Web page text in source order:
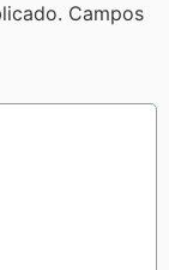
Campos